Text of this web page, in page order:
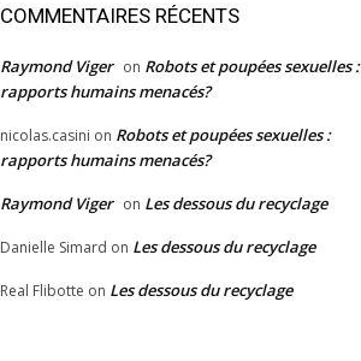
COMMENTAIRES RÉCENTS
Raymond Viger on Robots et poupées sexuelles :
rapports humains menacés?
nicolas.casini on Robots et poupées sexuelles :
rapports humains menacés?
Raymond Viger on Les dessous du recyclage
Danielle Simard on Les dessous du recyclage
Real Flibotte on Les dessous du recyclage